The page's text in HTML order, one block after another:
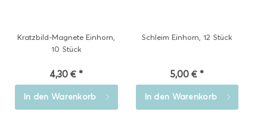
Kratzbild-Magnete Einhorn,
10 Stück
4,30 € *
In den Warenkorb
Schleim Einhorn, 12 Stück
5,00 € *
In den Warenkorb